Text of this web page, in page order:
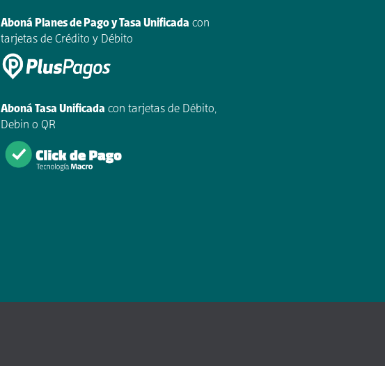
Aboná Planes de Pago y Tasa Unificada con
tarjetas de Crédito y Débito
Aboná Tasa Unificada con tarjetas de Débito,
Debin o QR